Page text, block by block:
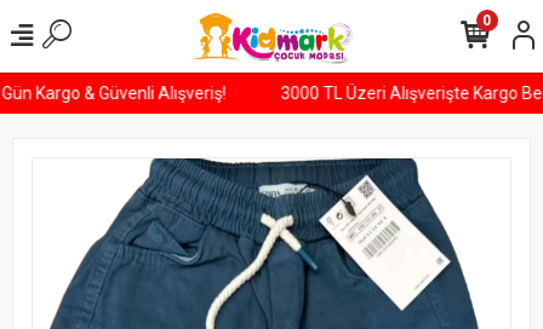
Gün Kargo & Güvenli Alışveriş! 3000 TL Üzeri Alışverişte Kargo
0